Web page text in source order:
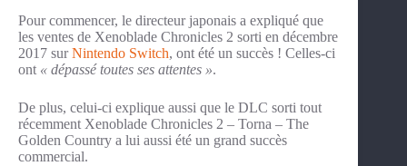
Pour commencer, le directeur japonais a expliqué que
les ventes de Xenoblade Chronicles 2 sorti en décembre
2017 surNintendo Switch, ont été un succès ! Celles-ci
ont « dépassé toutes ses attentes ».
De plus, celui-ci explique aussi que le DLC sorti tout
récemment Xenoblade Chronicles 2 – Torna – The
Golden Country a lui aussi été un grand succès
commercial.